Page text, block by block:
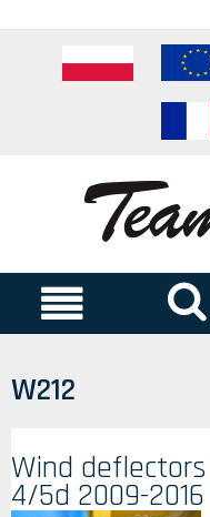
W212
Wind deflectors
4/5d 2009-